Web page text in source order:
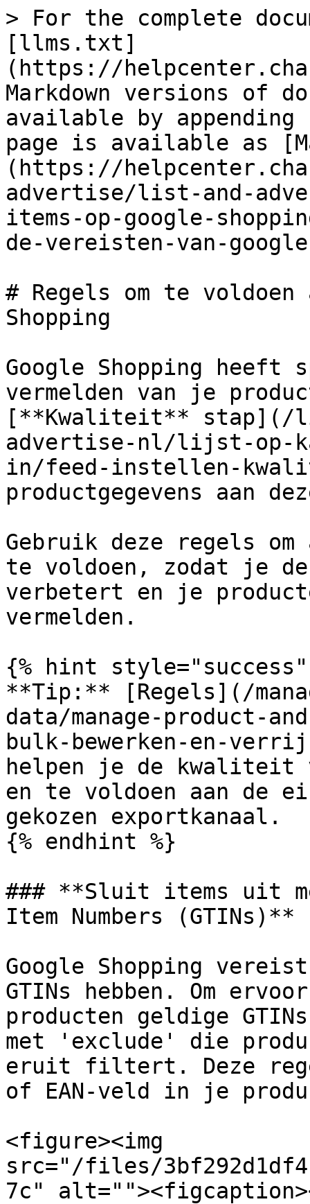
> For the complete
[llms.txt]
(https://
Markdown versions of
available by
page is available as
(https://
advertise/list-and-
items-op-google-
de-vereisten-van-
# Regels om te
Shopping
Google Shopping
vermelden van je
[**Kwaliteit** stap](/
advertise-nl/lijst-op-
in/feed-instellen-
productgegevens aan
Gebruik deze regels
te voldoen, zodat je
verbetert en je
vermelden.
{% hint style="success"
**Tip:** [Regels](/
data/manage-product-
bulk-bewerken-en-
helpen je de kwaliteit
en te voldoen aan de
gekozen exportkanaal.
{% endhint %}
### **Sluit items uit
Item Numbers (GTINs)**
Google Shopping
GTINs hebben. Om
producten geldige
met 'exclude' die
eruit filtert. Deze
of EAN-veld in je
<figure><img
src="/files/
7c"